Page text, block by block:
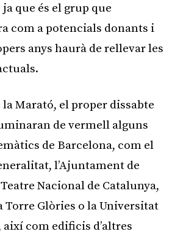
que és el grup que
com a potencials donants i
anys haurà de rellevar les
la Marató, el proper dissabte
de vermell alguns
de Barcelona, com el
l’Ajuntament de
Nacional de Catalunya,
Torre Glòries o la Universitat
així com edificis d’altres